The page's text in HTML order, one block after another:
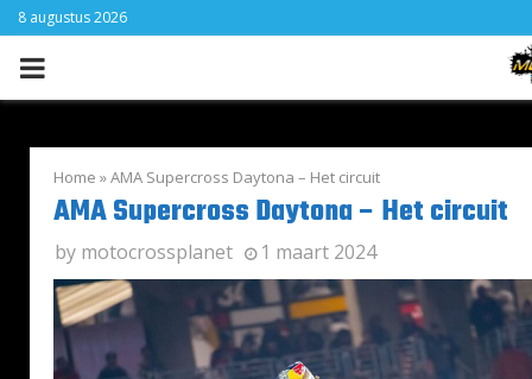
8 augustus 2026
PRIMARY
Home »AMA Supercross Daytona – Het circuit
AMA Supercross Daytona – Het circuit
by motocrossplanet 1 maart 2024